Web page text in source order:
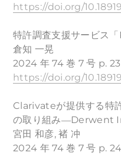
https://doi.org/
特許調査支援サービス
倉知 一晃
2024 年 74 巻 7 号 p.
https://doi.org/
Clarivateが提供する特
の取り組み―Derwent
宮田 和彦, 褚 冲
2024 年 74 巻 7 号 p.